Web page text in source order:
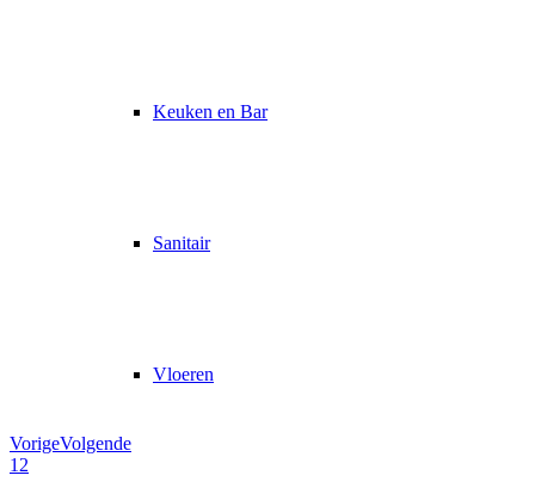
Keuken en Bar
Sanitair
Vloeren
VorigeVolgende
1 2